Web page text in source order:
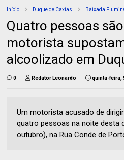
Início Duque de Caxias Baixada
Quatro pessoas
motorista
alcoolizado em
0 Redator Leonardo quinta-feira,
Um motorista acusado de
quatro pessoas na noite desta
outubro), na Rua Conde de